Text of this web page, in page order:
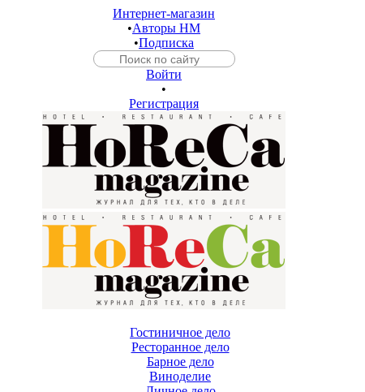
Интернет-магазин
•Авторы HM
•Подписка
Войти
•
Регистрация
Гостиничное дело
Ресторанное дело
Барное дело
Виноделие